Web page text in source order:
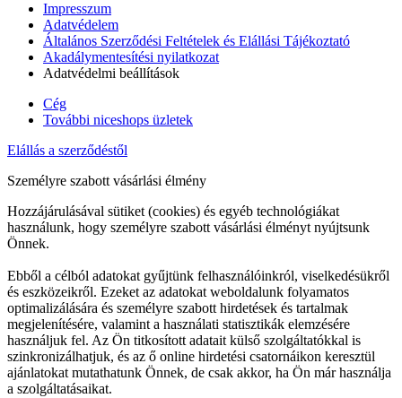
Impresszum
Adatvédelem
Általános Szerződési Feltételek és Elállási Tájékoztató
Akadálymentesítési nyilatkozat
Adatvédelmi beállítások
Cég
További niceshops üzletek
Elállás a szerződéstől
Személyre szabott vásárlási élmény
Hozzájárulásával sütiket (cookies) és egyéb technológiákat
használunk, hogy személyre szabott vásárlási élményt nyújtsunk
Önnek.
Ebből a célból adatokat gyűjtünk felhasználóinkról, viselkedésükről
és eszközeikről. Ezeket az adatokat weboldalunk folyamatos
optimalizálására és személyre szabott hirdetések és tartalmak
megjelenítésére, valamint a használati statisztikák elemzésére
használjuk fel. Az Ön titkosított adatait külső szolgáltatókkal is
szinkronizálhatjuk, és az ő online hirdetési csatornáikon keresztül
ajánlatokat mutathatunk Önnek, de csak akkor, ha Ön már használja
a szolgáltatásaikat.